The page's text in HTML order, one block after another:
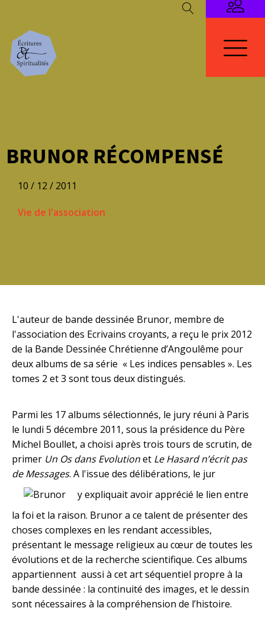
BRUNOR RÉCOMPENSÉ
10 / 12 / 2011
Vie de l'association
L'auteur de bande dessinée Brunor, membre de
l'association des Ecrivains croyants, a reçu le prix 2012
de la Bande Dessinée Chrétienne d’Angoulême pour
deux albums de sa série « Les indices pensables ». Les
tomes 2 et 3 sont tous deux distingués.
Parmi les 17 albums sélectionnés, le jury réuni à Paris
le lundi 5 décembre 2011, sous la présidence du Père
Michel Boullet, a choisi après trois tours de scrutin, de
primer Un Os dans Evolutionet Le Hasard n’écrit pas
de Messages. A l'issue des délibérations, le jur
y expliquait avoir apprécié le lien entre
la foi et la raison. Brunor a ce talent de présenter des
choses complexes en les rendant accessibles,
présentant le message religieux au cœur de toutes les
évolutions et de la recherche scientifique. Ces albums
appartiennent aussi à cet art séquentiel propre à la
bande dessinée : la continuité des images, et le dessin
sont nécessaires à la compréhension de l’histoire.